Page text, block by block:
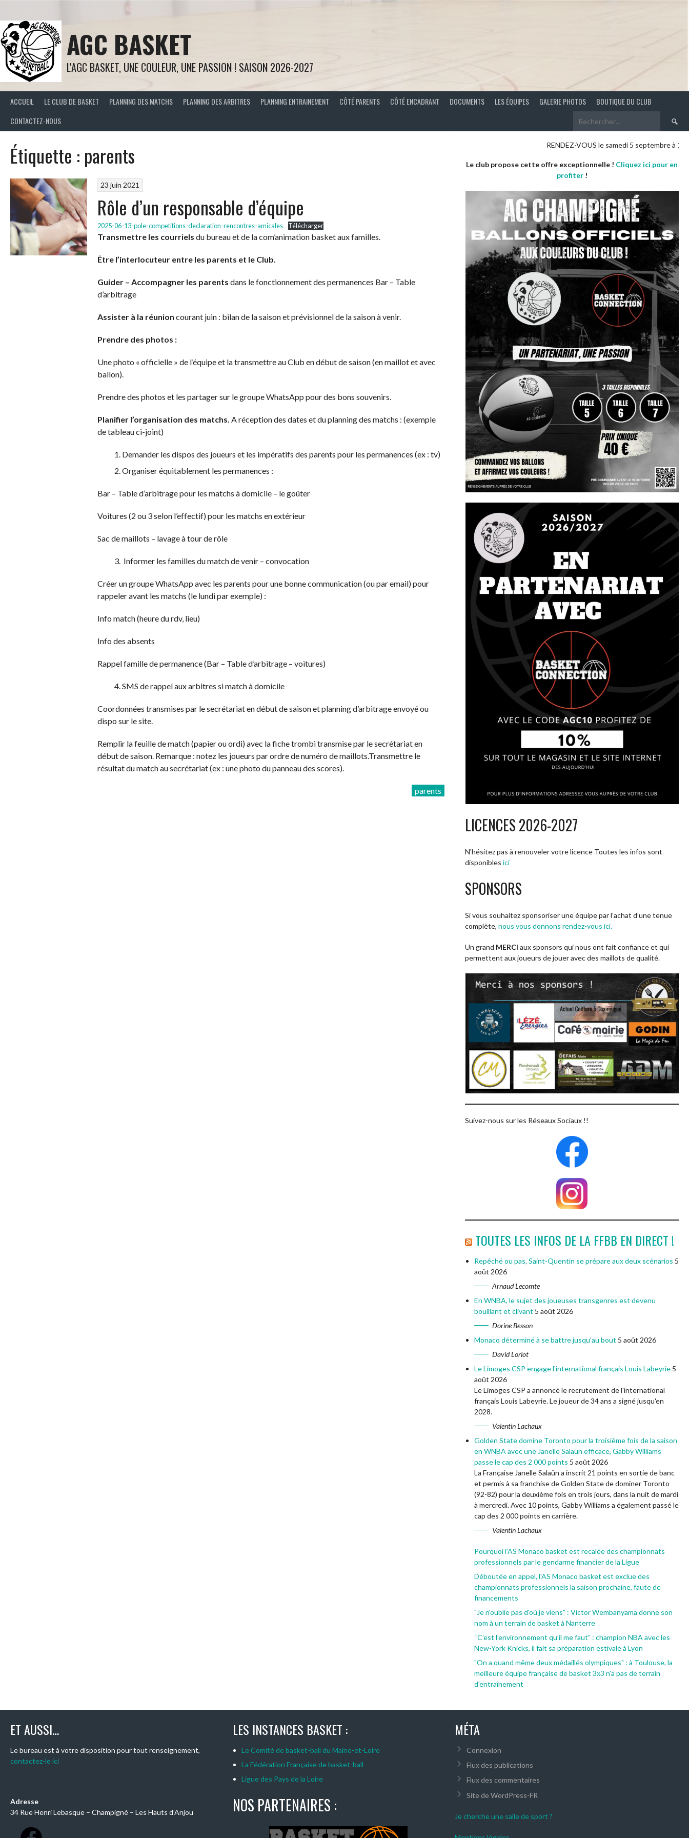
contenu
AGC BASKET
L'AGC BASKET, UNE COULEUR, UNE PASSION ! SAISON 2026-2027
ACCUEIL LE CLUB DE BASKET PLANNING DES MATCHS PLANNING DES ARBITRES PLANNING ENTRAINEMENT CÔTÉ PARENTS CÔTÉ ENCADRANT DOCUMENTS LES ÉQUIPES GALERIE PHOTOS
BOUTIQUE DU CLUB
CONTACTEZ-NOUS
Étiquette : parents
23 juin 2021
Rôle d’un responsable d’équipe
2025-06-13-pole-competitions-declaration-rencontres-amicales Télécharger
Transmettre les courriels du bureau et de la com’animation basket aux familles.
Être l’interlocuteur entre les parents et le Club.
Guider – Accompagner les parents dans le fonctionnement des permanences Bar – Table
d’arbitrage
Assister à la réunion courant juin : bilan de la saison et prévisionnel de la saison à venir.
Prendre des photos :
Une photo « officielle » de l’équipe et la transmettre au Club en début de saison (en maillot et avec
ballon).
Prendre des photos et les partager sur le groupe WhatsApp pour des bons souvenirs.
Planifier l’organisation des matchs. A réception des dates et du planning des matchs : (exemple
de tableau ci-joint)
Demander les dispos des joueurs et les impératifs des parents pour les permanences (ex : tv)
Organiser équitablement les permanences :
Bar – Table d’arbitrage pour les matchs à domicile – le goûter
Voitures (2 ou 3 selon l’effectif) pour les matchs en extérieur
Sac de maillots – lavage à tour de rôle
Informer les familles du match de venir – convocation
Créer un groupe WhatsApp avec les parents pour une bonne communication (ou par email) pour
rappeler avant les matchs (le lundi par exemple) :
Info match (heure du rdv, lieu)
Info des absents
Rappel famille de permanence (Bar – Table d’arbitrage – voitures)
SMS de rappel aux arbitres si match à domicile
Coordonnées transmises par le secrétariat en début de saison et planning d’arbitrage envoyé ou
dispo sur le site.
Remplir la feuille de match (papier ou ordi) avec la fiche trombi transmise par le secrétariat en
début de saison. Remarque : notez les joueurs par ordre de numéro de maillots.Transmettre le
résultat du match au secrétariat (ex : une photo du panneau des scores).
parents
RENDEZ-VOUS le samedi 5 septembre à 10 heures
Le club propose cette offre exceptionnelle ! Cliquez ici pour en
profiter !
LICENCES 2026-2027
N'hésitez pas à renouveler votre licence Toutes les infos sont
disponiblesici
SPONSORS
Si vous souhaitez sponsoriser une équipe par l’achat d’une tenue
complète,nous vous donnons rendez-vous ici.
Un grand MERCIaux sponsors qui nous ont fait confiance et qui
permettent aux joueurs de jouer avec des maillots de qualité.
Suivez-nous sur les Réseaux Sociaux !!
TOUTES LES INFOS DE LA FFBB EN DIRECT !
Repêché ou pas, Saint-Quentin se prépare aux deux scénarios 5
août 2026
Arnaud Lecomte
En WNBA, le sujet des joueuses transgenres est devenu
bouillant et clivant 5 août 2026
Dorine Besson
Monaco déterminé à se battre jusqu'au bout 5 août 2026
David Loriot
Le Limoges CSP engage l'international français Louis Labeyrie 5
août 2026
Le Limoges CSP a annoncé le recrutement de l'international
français Louis Labeyrie. Le joueur de 34 ans a signé jusqu'en
2028.
Valentin Lachaux
Golden State domine Toronto pour la troisième fois de la saison
en WNBA avec une Janelle Salaün efficace, Gabby Williams
passe le cap des 2 000 points 5 août 2026
La Française Janelle Salaün a inscrit 21 points en sortie de banc
et permis à sa franchise de Golden State de dominer Toronto
(92-82) pour la deuxième fois en trois jours, dans la nuit de mardi
à mercredi. Avec 10 points, Gabby Williams a également passé le
cap des 2 000 points en carrière.
Valentin Lachaux
Pourquoi l'AS Monaco basket est recalée des championnats
professionnels par le gendarme financier de la Ligue
Déboutée en appel, l'AS Monaco basket est exclue des
championnats professionnels la saison prochaine, faute de
financements
"Je n'oublie pas d'où je viens" : Victor Wembanyama donne son
nom à un terrain de basket à Nanterre
“C’est l’environnement qu’il me faut” : champion NBA avec les
New-York Knicks, il fait sa préparation estivale à Lyon
"On a quand même deux médaillés olympiques" : à Toulouse, la
meilleure équipe française de basket 3x3 n'a pas de terrain
d'entraînement
ET AUSSI…
Le bureau est à votre disposition pour tout renseignement,
contactez-le ici
Adresse
34 Rue Henri Lebasque – Champigné – Les Hauts d’Anjou
LES INSTANCES BASKET :
Le Comité de basket-ball du Maine-et-Loire
La Fédération Française de basket-ball
Ligue des Pays de la Loire
NOS PARTENAIRES :
MÉTA
Connexion
Flux des publications
Flux des commentaires
Site de WordPress-FR
Je cherche une salle de sport ?